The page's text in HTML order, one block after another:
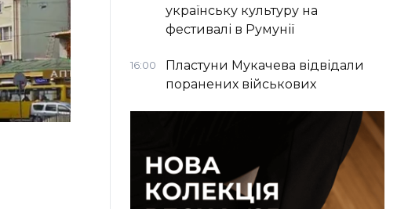
українську культуру на
фестивалі в Румунії
16:00
Пластуни Мукачева відвідали
поранених військових